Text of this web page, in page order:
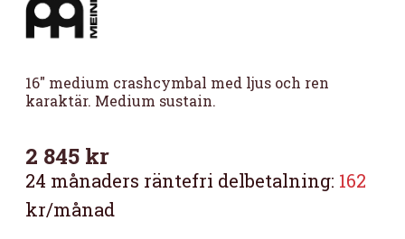
16″ medium crashcymbal med ljus och ren
karaktär. Medium sustain.
2 845 kr
24 månaders räntefri delbetalning: 162
kr/månad